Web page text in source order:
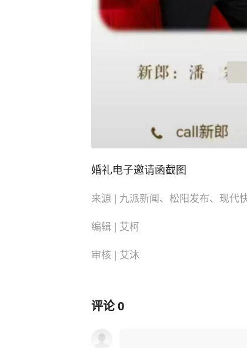
婚礼电子邀请函截图
来源 | 九派新闻、松阳发布、现代
编辑 | 艾柯
审核 | 艾沐
评论0